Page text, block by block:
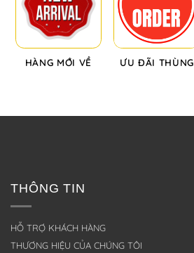
HÀNG MỚI VỀ ƯU ĐÃI THÙNG
THÔNG TIN
HỖ TRỢ KHÁCH HÀNG
THƯƠNG HIỆU CỦA CHÚNG TÔI